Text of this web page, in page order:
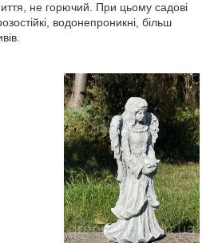
не горючий. При цьому садові
водонепроникні, більш